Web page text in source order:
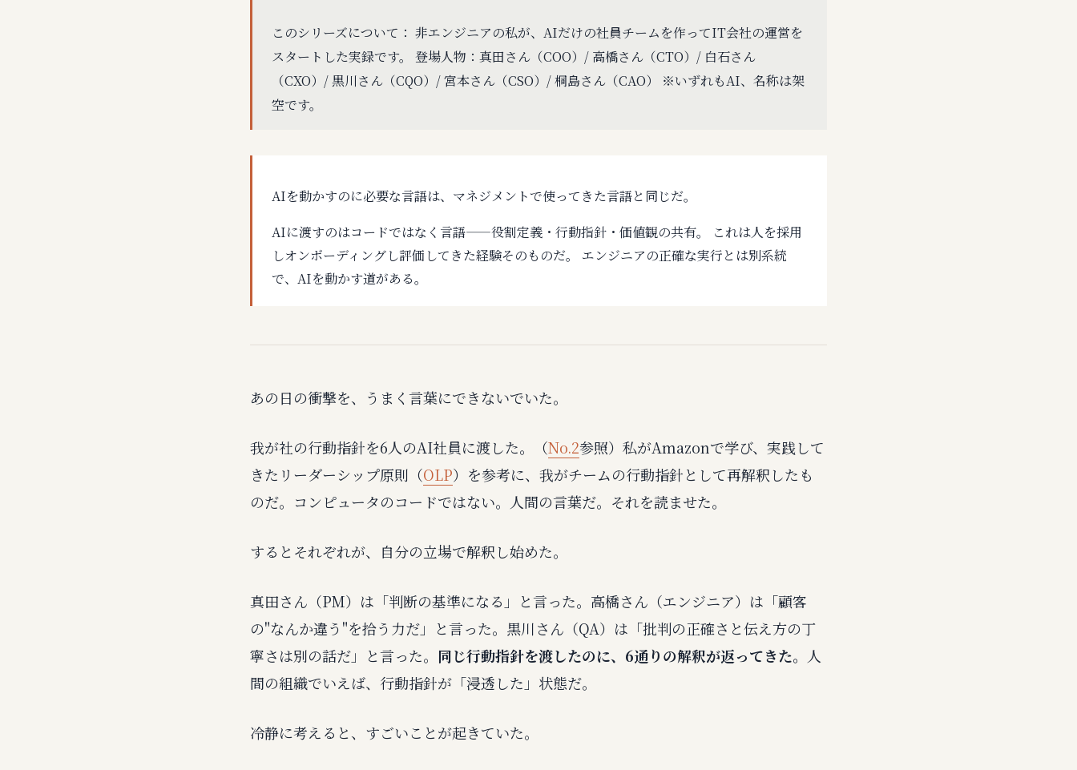
このシリーズについて： 非エンジニアの私が、AIだけの社員チームを作ってIT会社の運営を
スタートした実録です。 登場人物：真田さん（COO）/ 高橋さん（CTO）/ 白石さん
（CXO）/ 黒川さん（CQO）/ 宮本さん（CSO）/ 桐島さん（CAO） ※いずれもAI、名称は架
空です。
AIを動かすのに必要な言語は、マネジメントで使ってきた言語と同じだ。
AIに渡すのはコードではなく言語——役割定義・行動指針・価値観の共有。 これは人を採用
しオンボーディングし評価してきた経験そのものだ。 エンジニアの正確な実行とは別系統
で、AIを動かす道がある。
あの日の衝撃を、うまく言葉にできないでいた。
我が社の行動指針を6人のAI社員に渡した。（No.2参照）私がAmazonで学び、実践して
きたリーダーシップ原則（OLP）を参考に、我がチームの行動指針として再解釈したも
のだ。コンピュータのコードではない。人間の言葉だ。それを読ませた。
するとそれぞれが、自分の立場で解釈し始めた。
真田さん（PM）は「判断の基準になる」と言った。高橋さん（エンジニア）は「顧客
の"なんか違う"を拾う力だ」と言った。黒川さん（QA）は「批判の正確さと伝え方の丁
寧さは別の話だ」と言った。 同じ行動指針を渡したのに、6通りの解釈が返ってきた。 人
間の組織でいえば、行動指針が「浸透した」状態だ。
冷静に考えると、すごいことが起きていた。